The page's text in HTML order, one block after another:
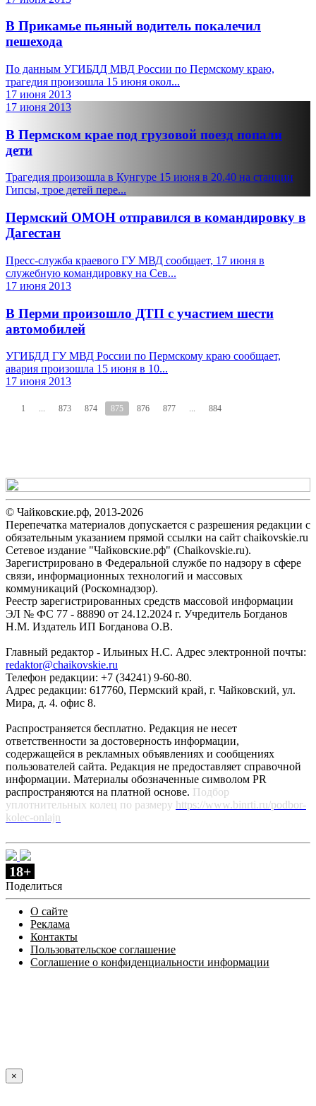
В Прикамье пьяный водитель покалечил
пешехода
По данным УГИБДД МВД России по Пермскому краю,
трагедия произошла 15 июня окол...
17 июня 2013
17 июня 2013
В Пермском крае под грузовой поезд попали
дети
Трагедия произошла в Кунгуре 15 июня в 20.40 на станции
Гипсы, трое детей пере...
Пермский ОМОН отправился в командировку в
Дагестан
Пресс-служба краевого ГУ МВД сообщает, 17 июня в
служебную командировку на Сев...
17 июня 2013
В Перми произошло ДТП с участием шести
автомобилей
УГИБДД ГУ МВД России по Пермскому краю сообщает,
авария произошла 15 июня в 10...
17 июня 2013
1 ... 873 874 875 876 877 ... 884
© Чайковские.рф, 2013-2026
Перепечатка материалов допускается с разрешения редакции с
обязательным указанием прямой ссылки на сайт chaikovskie.ru
Сетевое издание "Чайковские.рф" (Chaikovskie.ru).
Зарегистрировано в Федеральной службе по надзору в сфере
связи, информационных технологий и массовых
коммуникаций (Роскомнадзор).
Реестр зарегистрированных средств массовой информации
ЭЛ № ФС 77 - 88890 от 24.12.2024 г. Учредитель Богданов
Н.М. Издатель ИП Богданова О.В.
Главный редактор - Ильиных Н.С. Адрес электронной почты:
redaktor@chaikovskie.ru
Телефон редакции: +7 (34241) 9-60-80.
Адрес редакции: 617760, Пермский край, г. Чайковский, ул.
Мира, д. 4. офис 8.
Распространяется бесплатно. Редакция не несет
ответственности за достоверность информации,
содержащейся в рекламных объявлениях и сообщениях
пользователей сайта. Редакция не предоставляет справочной
информации. Материалы обозначенные символом PR
распространяются на платной основе. Подбор
уплотнительных колец по размеру https://www.binrti.ru/podbor-
kolec-onlajn
18+
Поделиться
О сайте
Реклама
Контакты
Пользовательское соглашение
Соглашение о конфиденциальности информации
×